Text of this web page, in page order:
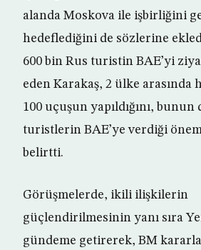
alanda Moskova ile işbirliğini
hedeflediğini de sözlerine
600 bin Rus turistin BAE’yi
eden Karakaş, 2 ülke arasında
100 uçuşun yapıldığını, bunun
turistlerin BAE’ye verdiği
belirtti.
Görüşmelerde, ikili ilişkilerin
güçlendirilmesinin yanı sıra
gündeme getirerek, BM